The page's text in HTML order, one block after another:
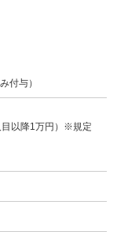
付与）
目以降1万円）※規定